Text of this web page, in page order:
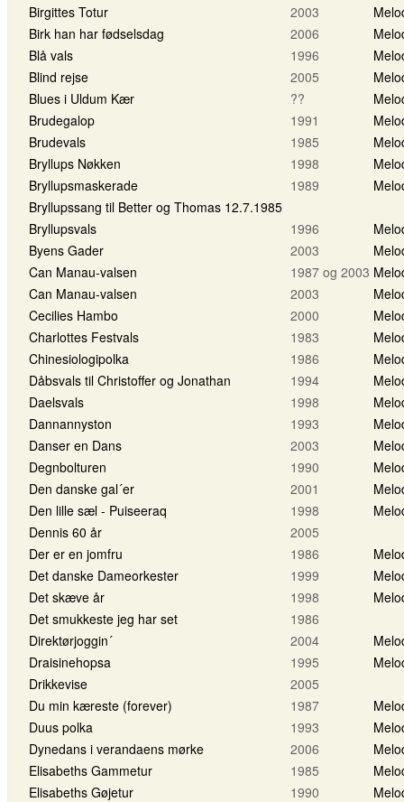
Birgittes Totur
2003
Birk han har fødselsdag
2006
Blå vals
1996
Blind rejse
2005
Blues i Uldum Kær
??
Brudegalop
1991
Brudevals
1985
Bryllups Nøkken
1998
Bryllupsmaskerade
1989
Bryllupssang til Better og Thomas 12.7.1985
Bryllupsvals
1996
Byens Gader
2003
Can Manau-valsen
1987 og 2003
Can Manau-valsen
2003
Cecilies Hambo
2000
Charlottes Festvals
1983
Chinesiologipolka
1986
Dåbsvals til Christoffer og Jonathan
1994
Daelsvals
1998
Dannannyston
1993
Danser en Dans
2003
Degnbolturen
1990
Den danske gal´er
2001
Den lille sæl - Puiseeraq
1998
Dennis 60 år
2005
Der er en jomfru
1986
Det danske Dameorkester
1999
Det skæve år
1998
Det smukkeste jeg har set
1986
Direktørjoggin´
2004
Draisinehopsa
1995
Drikkevise
2005
Du min kæreste (forever)
1987
Duus polka
1993
Dynedans i verandaens mørke
2006
Elisabeths Gammetur
1985
Elisabeths Gøjetur
1990